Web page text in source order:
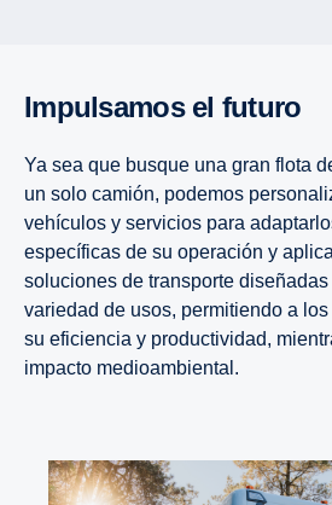
Impulsamos el futuro
Ya sea que busque una gran flota
un solo camión, podemos
vehículos y servicios para
específicas de su operación y
soluciones de transporte
variedad de usos, permitiendo a
su eficiencia y productividad,
impacto medioambiental.